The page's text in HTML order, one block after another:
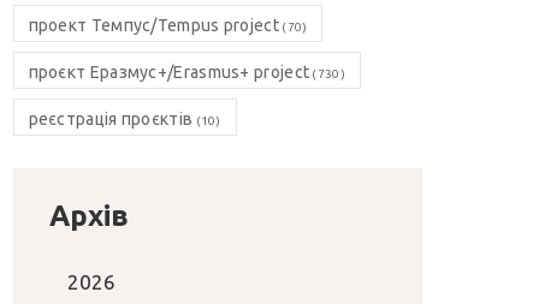
проект Темпус/Tempus project(70)
проєкт Еразмус+/Erasmus+ project (730)
реєстрація проєктів (10)
Архів
2026